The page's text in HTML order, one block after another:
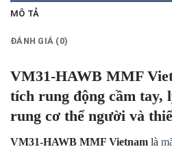
MÔ TẢ
ĐÁNH GIÁ (0)
VM31-HAWB MMF
tích rung động cầm tay,
rung cơ thể người và
VM31-HAWB MMF Vietnam là